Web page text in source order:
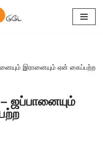
இரானையும் ஏன் கைப்பற்ற
– ஜப்பானையும்